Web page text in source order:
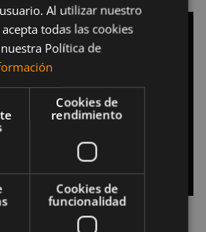
banda de
Al utilizar nuestro
todas las cookies
Política de
Cookies de
rendimiento
Cookies de
funcionalidad